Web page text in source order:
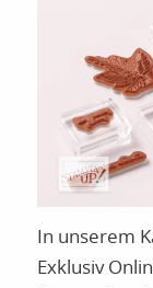
In unserem
Exklusiv